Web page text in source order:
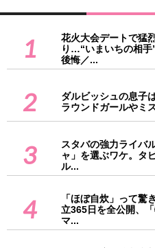
1
花火大会デートで猛
り…“いまいちの相手
後悔／...
2
ダルビッシュの息子
ラウンドガールやミ
3
スタバの強力ライバ
ャ」を選ぶワケ。タ
ル...
4
「ほぼ自炊」って驚
立365日を全公開、
マ...